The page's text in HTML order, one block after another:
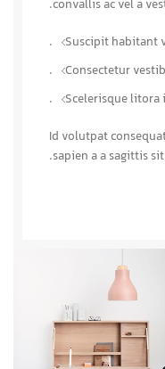
convallis ac vel a
Suscipit habitant
Consectetur
Scelerisque litora
Id volutpat
sapien a a sagittis